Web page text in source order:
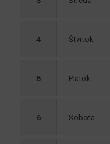
4 Štvrtok
5 Piatok
6 Sobota